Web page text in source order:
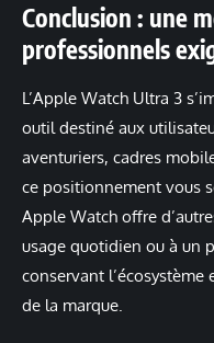
Conclusion : une
professionnels
L’Apple Watch Ultra 3
outil destiné aux
aventuriers, cadres
ce positionnement vous
Apple Watch offre
usage quotidien ou à un
conservant
de la marque.